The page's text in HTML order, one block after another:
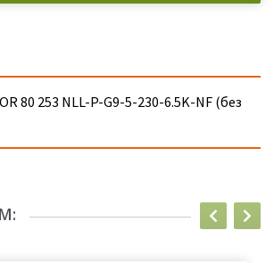
80 253 NLL-P-G9-5-230-6.5K-NF (без